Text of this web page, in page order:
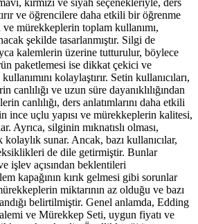
kırmızı ve siyah seçenekleriyle, ders
ve öğrencilere daha etkili bir öğrenme
mürekkeplerin toplam kullanımı,
şekilde tasarlanmıştır. Silgi de
kalemlerin üzerine tutturulur, böylece
paketlemesi ise dikkat çekici ve
kolaylaştırır. Setin kullanıcıları,
canlılığı ve uzun süre dayanıklılığından
canlılığı, ders anlatımlarını daha etkili
ince uçlu yapısı ve mürekkeplerin kalitesi,
Ayrıca, silginin mıknatıslı olması,
kolaylık sunar. Ancak, bazı kullanıcılar,
de dile getirmiştir. Bunlar
işlev açısından beklentileri
kapağının kırık gelmesi gibi sorunlar
miktarının az olduğu ve bazı
belirtilmiştir. Genel anlamda, Edding
ve Mürekkep Seti, uygun fiyatı ve